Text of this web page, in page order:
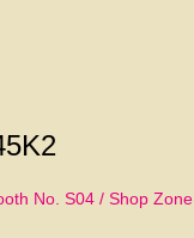
No. S04 / Shop Zone